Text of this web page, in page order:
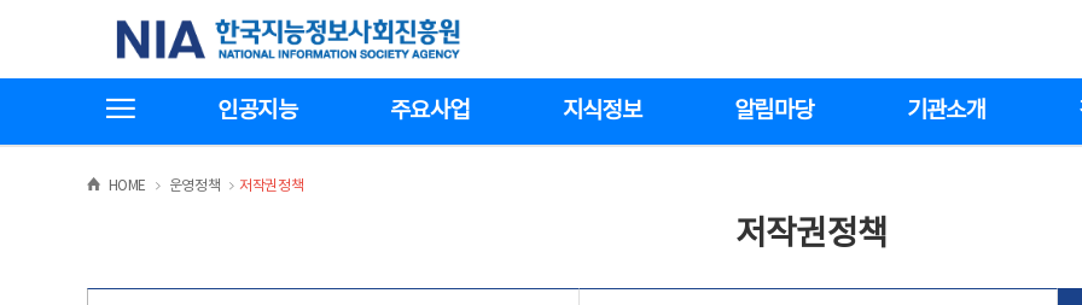
기
한국지능정보사회진흥원
인공지능 주요사업 지식정보 알림마당 기관소개
HOME >운영정책 >
저작권정책
저작권정책